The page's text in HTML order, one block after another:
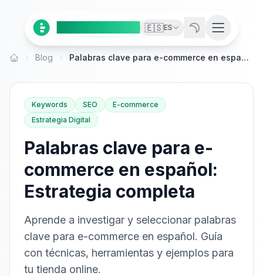
🇪🇸ES
Inicio Blog Palabras clave para e-commerce en español: Estrategia completa
Keywords SEO
E-commerce
Estrategia Digital
Palabras clave para e-
commerce en español:
Estrategia completa
Aprende a investigar y seleccionar palabras
clave para e-commerce en español. Guía
con técnicas, herramientas y ejemplos para
tu tienda online.